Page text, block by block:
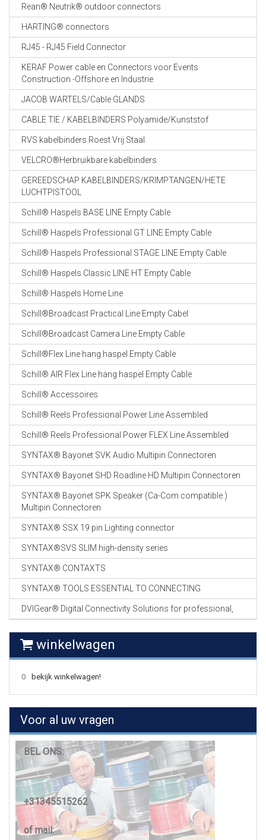
Rean® Neutrik® outdoor connectors
HARTING® connectors
RJ45 - RJ45 Field Connector
KERAF Power cable en Connectors voor Events
Construction -Offshore en Industrie
JACOB WARTELS/Cable GLANDS
CABLE TIE / KABELBINDERS Polyamide/Kunststof
RVS kabelbinders Roest Vrij Staal
VELCRO®Herbruikbare kabelbinders
GEREEDSCHAP KABELBINDERS/KRIMPTANGEN/HETE
LUCHTPISTOOL
Schill® Haspels BASE LINE Empty Cable
Schill® Haspels Professional GT LINE Empty Cable
Schill® Haspels Professional STAGE LINE Empty Cable
Schill® Haspels Classic LINE HT Empty Cable
Schill® Haspels Home Line
Schill®Broadcast Practical Line Empty Cabel
Schill®Broadcast Camera Line Empty Cable
Schill®Flex Line hang haspel Empty Cable
Schill® AIR Flex Line hang haspel Empty Cable
Schill® Accessoires
Schill® Reels Professional Power Line Assembled
Schill® Reels Professional Power FLEX Line Assembled
SYNTAX® Bayonet SVK Audio Multipin Connectoren
SYNTAX® Bayonet SHD Roadline HD Multipin Connectoren
SYNTAX® Bayonet SPK Speaker (Ca-Com compatible )
Multipin Connectoren
SYNTAX® SSX 19 pin Lighting connector
SYNTAX®SVS SLIM high-density series
SYNTAX® CONTAXTS
SYNTAX® TOOLS ESSENTIAL TO CONNECTING
DVIGear® Digital Connectivity Solutions for professional,
winkelwagen
0 bekijk winkelwagen!
Voor al uw vragen
BEL ONS:
+31345515262
of mail: